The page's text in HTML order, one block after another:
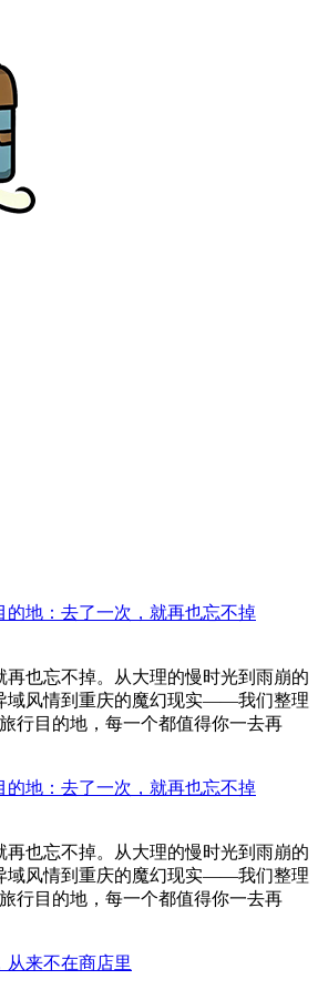
的地：去了一次，就再也忘不掉
再也忘不掉。从大理的慢时光到雨崩的
域风情到重庆的魔幻现实——我们整理
行目的地，每一个都值得你一去再
的地：去了一次，就再也忘不掉
再也忘不掉。从大理的慢时光到雨崩的
域风情到重庆的魔幻现实——我们整理
行目的地，每一个都值得你一去再
从来不在商店里